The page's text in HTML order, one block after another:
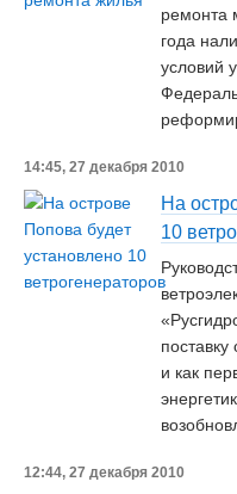
ремонта
года
условий
14:45, 27 декабря 2010
На
10
и как
12:44, 27 декабря 2010